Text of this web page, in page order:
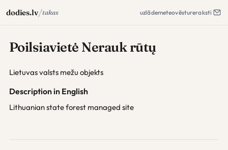
dodies.lv/takas uzlādemeteovēstureraksti
Poilsiavietė Nerauk rūtų
Lietuvas valsts mežu objekts
Description in English
Lithuanian state forest managed site